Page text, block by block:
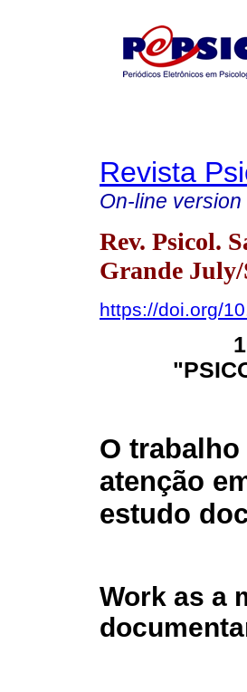
Revista
On-line version
Rev. Psicol.
Grande July/
https://doi.org/
O
atenção
estudo
Work as a